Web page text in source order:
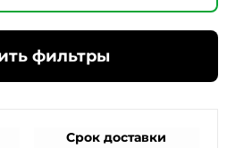
фильтры
Срок доставки